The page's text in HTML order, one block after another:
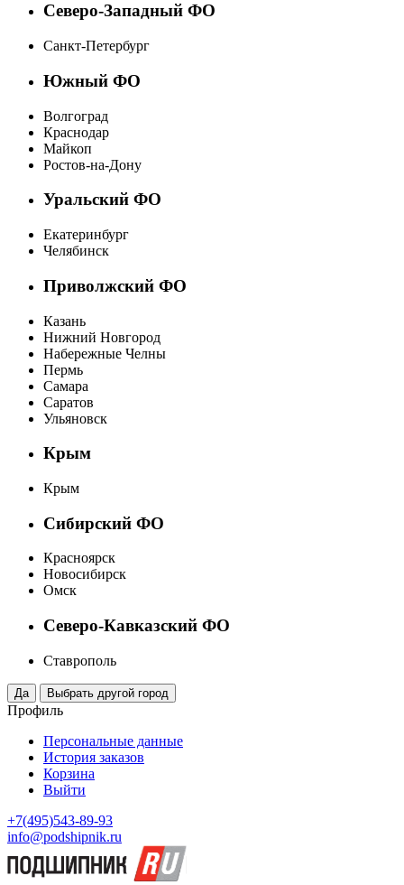
Северо-Западный ФО
Санкт-Петербург
Южный ФО
Волгоград
Краснодар
Майкоп
Ростов-на-Дону
Уральский ФО
Екатеринбург
Челябинск
Приволжский ФО
Казань
Нижний Новгород
Набережные Челны
Пермь
Самара
Саратов
Ульяновск
Крым
Крым
Сибирский ФО
Красноярск
Новосибирск
Омск
Северо-Кавказский ФО
Ставрополь
Профиль
Персональные данные
История заказов
Корзина
Выйти
+7(495)543-89-93
info@podshipnik.ru